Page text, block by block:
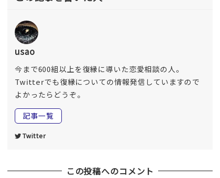
usao
今まで600組以上を復縁に導いた恋愛相談の人。
Twitterでも復縁についての情報発信していますので
よかったらどうぞ。
記事一覧
Twitter
この投稿へのコメント